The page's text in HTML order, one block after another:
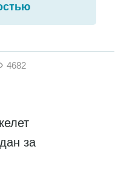
4682
за